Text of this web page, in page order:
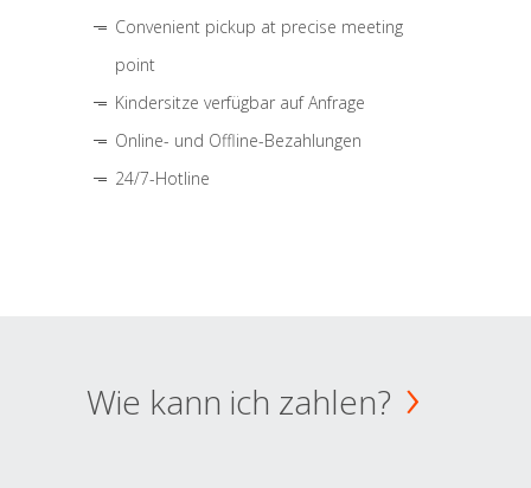
Convenient pickup at precise meeting
point
Kindersitze verfügbar auf Anfrage
Online- und Offline-Bezahlungen
24/7-Hotline
Wie kann ich zahlen?